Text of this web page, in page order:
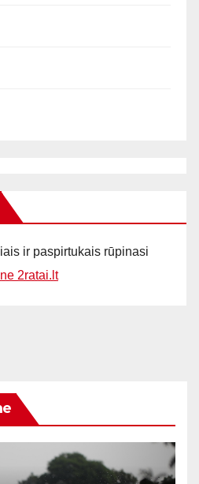
ir paspirtukais rūpinasi
2ratai.lt